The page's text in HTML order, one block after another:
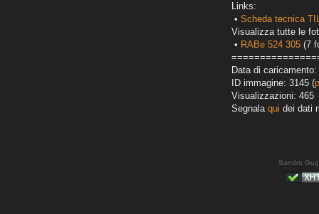
Links:
• Scheda tecnica
Visualizza tutte le
• RABe 524 305 (7
Data di
ID immagine: 3145 (
Visualizzazioni: 465
Segnala qui dei dati
Sandro